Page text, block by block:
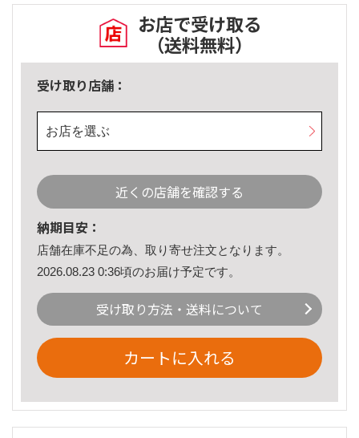
お店で受け取る
（送料無料）
受け取り店舗：
お店を選ぶ
近くの店舗を確認する
納期目安：
店舗在庫不足の為、取り寄せ注文となります。
2026.08.23 0:36頃のお届け予定です。
受け取り方法・送料について
カートに入れる